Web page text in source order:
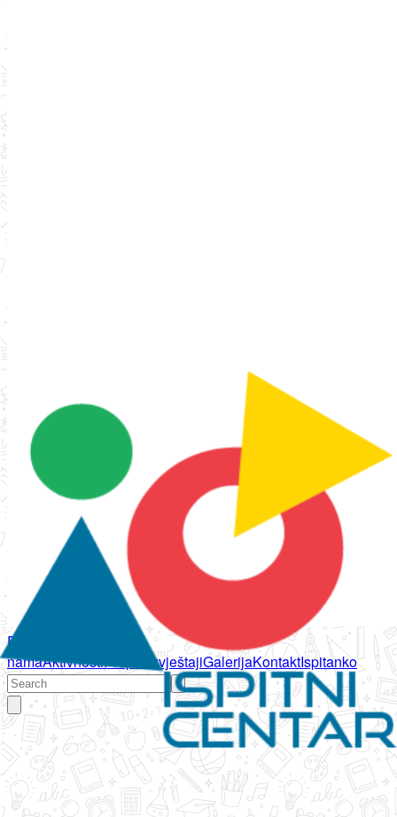
Početna
namaAktivnostiPropisi IzvještajiGalerijaKontaktIspitanko